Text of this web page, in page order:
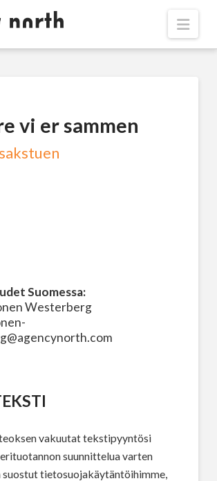
vi er sammen
Suomessa:
Westerberg
vakuutat tekstipyyntösi
suunnittelua varten
suostut tietosuojakäytäntöihimme,